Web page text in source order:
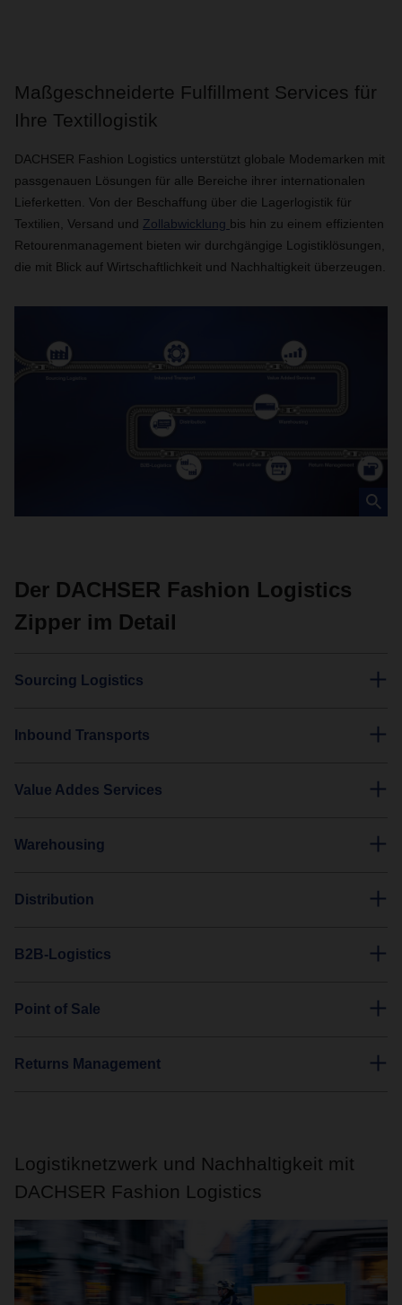
Maßgeschneiderte Fulfillment Services für
Ihre Textillogistik
DACHSER Fashion Logistics unterstützt globale Modemarken mit
passgenauen Lösungen für alle Bereiche ihrer internationalen
Lieferketten. Von der Beschaffung über die Lagerlogistik für
Textilien, Versand und Zollabwicklung bis hin zu einem effizienten
Retourenmanagement bieten wir durchgängige Logistiklösungen,
die mit Blick auf Wirtschaftlichkeit und Nachhaltigkeit überzeugen.
Der DACHSER Fashion Logistics
Zipper im Detail
Sourcing Logistics
Inbound Transports
Value Addes Services
Warehousing
Distribution
B2B-Logistics
Point of Sale
Returns Management
Logistiknetzwerk und Nachhaltigkeit mit
DACHSER Fashion Logistics